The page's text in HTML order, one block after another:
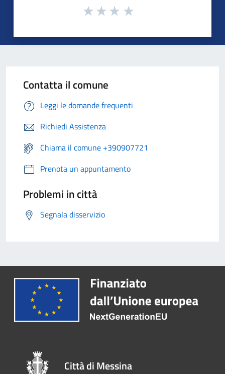
Contatta il comune
Leggi le domande frequenti
Richiedi Assistenza
Chiama il comune +390907721
Prenota un appuntamento
Problemi in città
Segnala disservizio
Città di Messina